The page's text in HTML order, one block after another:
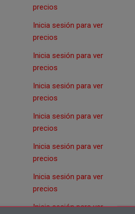
precios
Inicia sesión para ver
precios
Inicia sesión para ver
precios
Inicia sesión para ver
precios
Inicia sesión para ver
precios
Inicia sesión para ver
precios
Inicia sesión para ver
precios
Inicia sesión para ver